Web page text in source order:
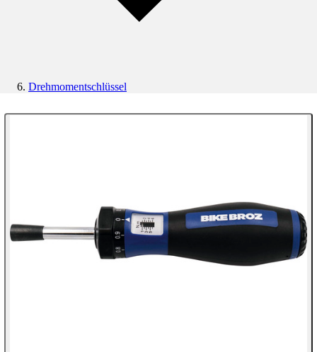
Drehmomentschlüssel